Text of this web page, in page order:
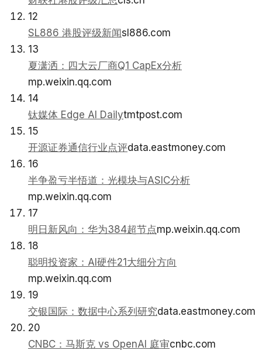
12
SL886 港股评级新闻sl886.com
13
夏潇洒：四大云厂商Q1 CapEx分析
mp.weixin.qq.com
14
钛媒体 Edge AI Dailytmtpost.com
15
开源证券通信行业点评data.eastmoney.com
16
半争盈亏半悟道：光模块与ASIC分析
mp.weixin.qq.com
17
明日新风向：华为384超节点mp.weixin.qq.com
18
聪明投资家：AI硬件21大细分方向
mp.weixin.qq.com
19
交银国际：数据中心系列研究data.eastmoney.com
20
CNBC：马斯克 vs OpenAI 庭审cnbc.com